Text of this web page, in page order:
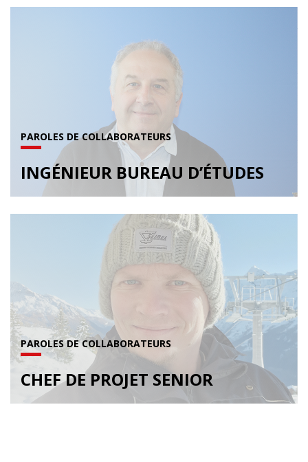
PAROLES DE COLLABORATEURS
INGÉNIEUR BUREAU D’ÉTUDES
PAROLES DE COLLABORATEURS
CHEF DE PROJET SENIOR